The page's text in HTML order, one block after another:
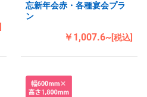
忘新年会赤・各種宴会プラ
ン
￥1,007.6~[税込]